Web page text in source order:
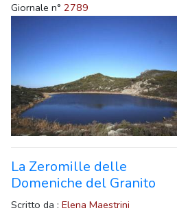
Giornale n° 2789
La Zeromille delle
Domeniche del Granito
Scritto da : Elena Maestrini